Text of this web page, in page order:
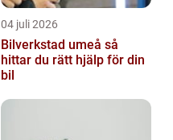
04 juli 2026
Bilverkstad umeå så
hittar du rätt hjälp för din
bil